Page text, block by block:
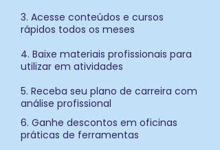
3. Acesse conteúdos e cursos
rápidos todos os meses
4. Baixe materiais profissionais para
utilizar em atividades
5. Receba seu plano de carreira com
análise profissional
6. Ganhe descontos em oficinas
práticas de ferramentas